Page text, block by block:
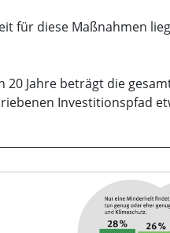
für diese Maßnahmen
Jahre beträgt die
Investitionspfad